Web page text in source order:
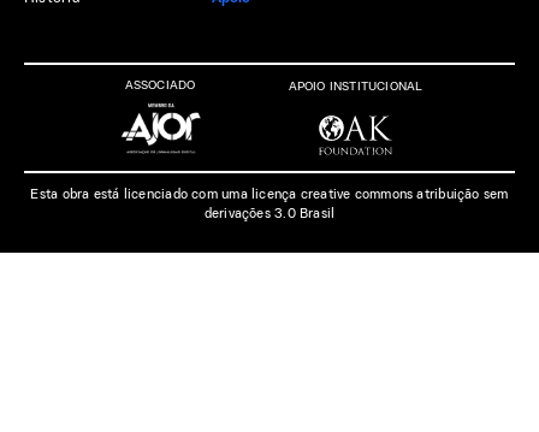
ASSOCIADO APOIO INSTITUCIONAL
Esta obra está licenciado com uma licença creative commons atribuição sem
derivações 3.0 Brasil